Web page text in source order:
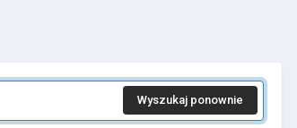
Wyszukaj ponownie